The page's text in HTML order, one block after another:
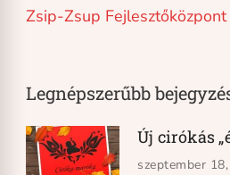
Zsip-Zsup Fejlesztőközpont
Legnépszerűbb
Új cirókás
szeptember